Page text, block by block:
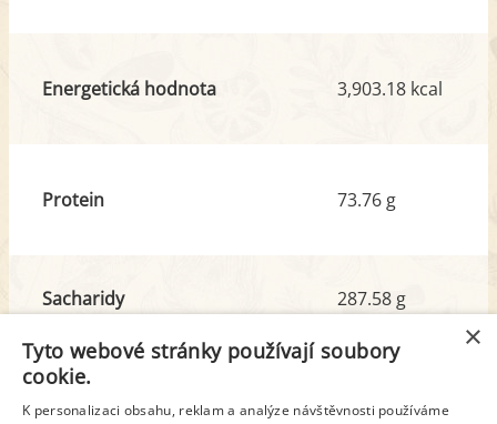
Energetická hodnota 3,903.18 kcal
Protein 73.76 g
Sacharidy
z toho cukr
287.58 g
174.27 g
Tuk
277.48 g
×
Tyto webové stránky používají soubory
cookie.
K personalizaci obsahu, reklam a analýze návštěvnosti používáme